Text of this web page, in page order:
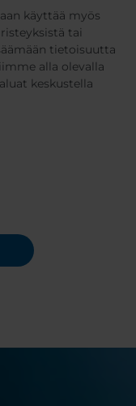
käyttää myös
tai
tietoisuutta
alla olevalla
keskustella